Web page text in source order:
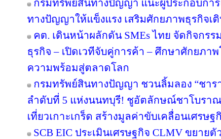
กรมทรัพย์สินทางปัญญา แนะผู้ประกอบกา
ทางปัญญาให้แข็งแรง เสริมศักยภาพธุรกิจเ
คต. เดินหน้าผลักดัน SMEs ไทย จัดกิจกรร
ธุรกิจ – เปิดเวทีจับคู่การค้า – ศึกษาศักยภา
ความพร้อมสู่ตลาดโลก
กรมทรัพย์สินทางปัญญา ชวนลิ้มลอง “ชารา
ลำดับที่ 5 แห่งนนทบุรี! ชูอัตลักษณ์ชาโบรา
เที่ยวเกาะเกร็ด สร้างมูลค่าขับเคลื่อนเศรษ
SCB EIC ประเมินเศรษฐกิจ CLMV ขยาย